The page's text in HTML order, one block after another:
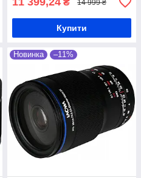
₴ 14 999 ₴
Купити
Новинка –11%